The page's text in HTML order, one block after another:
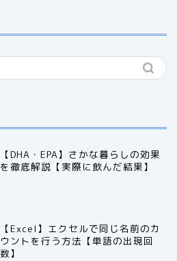
【DHA・EPA】さかな暮らしの効果
を徹底解説【実際に飲んだ結果】
【Excel】エクセルで同じ名前のカ
ウントを行う方法【単語の出現回
数】